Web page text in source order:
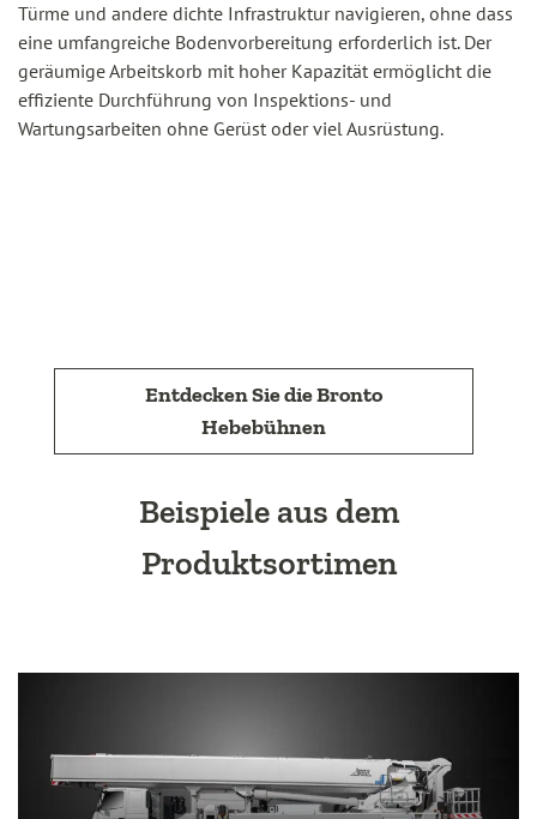
Türme und andere dichte Infrastruktur navigieren, ohne dass
eine umfangreiche Bodenvorbereitung erforderlich ist. Der
geräumige Arbeitskorb mit hoher Kapazität ermöglicht die
effiziente Durchführung von Inspektions- und
Wartungsarbeiten ohne Gerüst oder viel Ausrüstung.
Entdecken Sie die Bronto
Hebebühnen
Beispiele aus dem
Produktsortimen